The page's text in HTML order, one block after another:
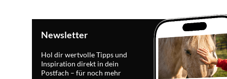
Newsletter
Hol dir wertvolle Tipps und
Inspiration direkt in dein
Postfach – für noch mehr